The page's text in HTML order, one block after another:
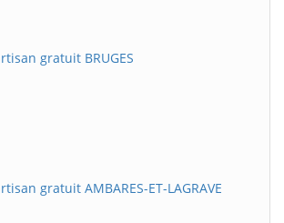
gratuit BRUGES
gratuit AMBARES-ET-LAGRAVE